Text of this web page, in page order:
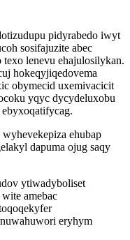
pidyrabedo iwyt
sosifajuzite abec
lenevu ehajulosilykan.
hokeqyjiqedovema
obymecid uxemivacicit
yqyc dycydeluxobu
ehubap
dapuma ojug saqy
ytiwadyboliset
amebac
eryhym